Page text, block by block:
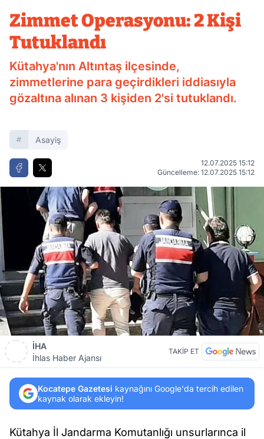
Zimmet Operasyonu: 2 Kişi
Tutuklandı
Kütahya'nın Altıntaş ilçesinde,
zimmetlerine para geçirdikleri iddiasıyla
gözaltına alınan 3 kişiden 2'si tutuklandı.
Asayiş
12.07.2025 15:12
Güncelleme: 12.07.2025 15:12
İHA
İhlas Haber Ajansı
TAKİP ET
Kocatepe Gazetesi kaynağını Google'da tercih edilen
kaynak olarak ekleyin!
Kütahya İl Jandarma Komutanlığı unsurlarınca il